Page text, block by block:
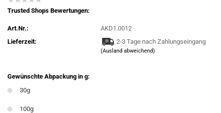
Trusted Shops Bewertungen:
Art.Nr.:
AKD1.0012
Lieferzeit:
2-3 Tage nach Zahlungseingang
(Ausland abweichend)
Gewünschte Abpackung in g:
30g
100g